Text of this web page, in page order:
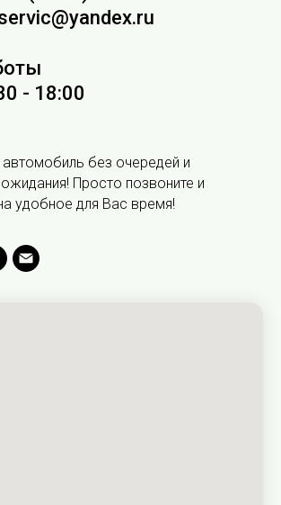
- 18:00
без очередей и
Просто позвоните и
удобное для Вас время!